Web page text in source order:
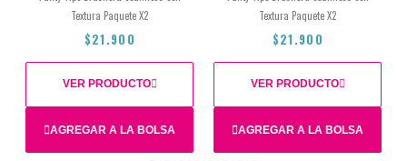
Textura Paquete X2
$21.900
AGREGAR A LA BOLSA
VER PRODUCTO
Textura Paquete X2
$21.900
AGREGAR A LA BOLSA
VER PRODUCTO